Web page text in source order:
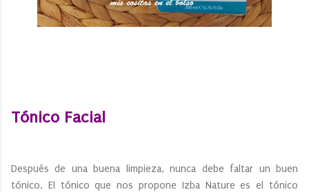
Tónico Facial
Después de una buena limpieza, nunca debe faltar un buen
tónico. El tónico que nos propone Izba Nature es el tónico